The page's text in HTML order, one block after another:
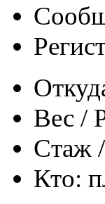
Вес /
Стаж
Кто: